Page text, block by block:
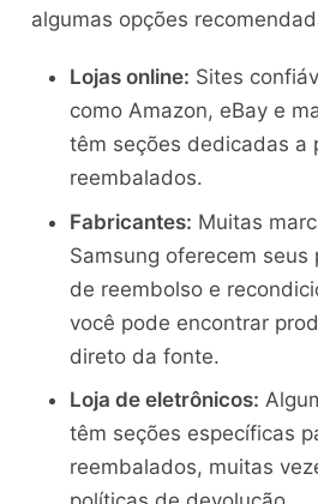
algumas opções
Lojas online: Sites
como Amazon, eBay e
têm seções dedicadas a
reembalados.
Fabricantes: Muitas
Samsung oferecem seus
de reembolso e
você pode encontrar
direto da fonte.
Loja de eletrônicos:
têm seções específicas
reembalados, muitas